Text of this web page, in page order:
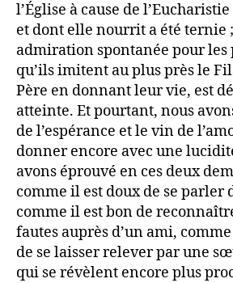
l’Église à cause de
et dont elle nourrit a été ternie
admiration spontanée pour les
qu’ils imitent au plus près le
Père en donnant leur vie, est
atteinte. Et pourtant, nous
de l’espérance et le vin de
donner encore avec une
avons éprouvé en ces deux
comme il est doux de se parler
comme il est bon de
fautes auprès d’un ami,
de se laisser relever par une
qui se révèlent encore plus